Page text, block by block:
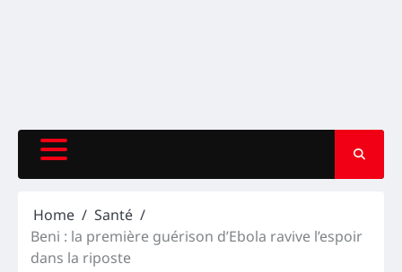
Home
Santé
Beni : la première guérison d’Ebola ravive l’espoir
dans la riposte